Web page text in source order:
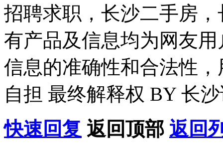
招聘求职，长沙二手房
有产品及信息均为网友
信息的准确性和合法性
自担 最终解释权 BY 长
快速回复 返回顶部 返回